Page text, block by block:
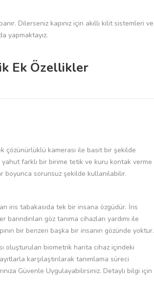
Dilerseniz kapınız için akıllı kilit sistemleri ve
yapmaktayız.
Ek Özellikler
çözünürlüklü kamerası ile basit bir şekilde
yahut farklı bir birime tetik ve kuru kontak verme
boyunca sorunsuz şekilde kullanılabilir.
iris tabakasıda tek bir insana özgüdür. İris
göz tanıma cihazları yardımı ile
bir benzeri başka bir insanın gözünde yoktur.
oluşturulan biometrik harita cihaz içindeki
karşılaştırılarak tanımlama süreci
Güvenle Uygulayabilirsiniz. Detaylı bilgi için